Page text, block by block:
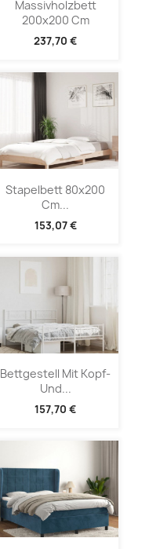
Massivholzbett
200x200 Cm
237,70 €
Stapelbett 80x200
Cm...
153,07 €
Bettgestell Mit Kopf-
Und...
157,70 €